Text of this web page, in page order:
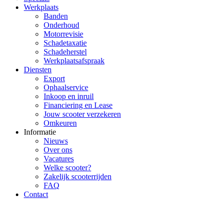
Werkplaats
Banden
Onderhoud
Motorrevisie
Schadetaxatie
Schadeherstel
Werkplaatsafspraak
Diensten
Export
Ophaalservice
Inkoop en inruil
Financiering en Lease
Jouw scooter verzekeren
Omkeuren
Informatie
Nieuws
Over ons
Vacatures
Welke scooter?
Zakelijk scooterrijden
FAQ
Contact